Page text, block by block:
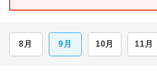
8月 9月 10月 11月